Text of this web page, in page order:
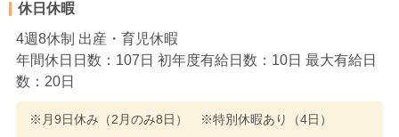
休日休暇
4週8休制 出産・育児休暇
年間休日日数：107日 初年度有給日数：10日 最大有給日
数：20日
※月9日休み（2月のみ8日） ※特別休暇あり（4日）